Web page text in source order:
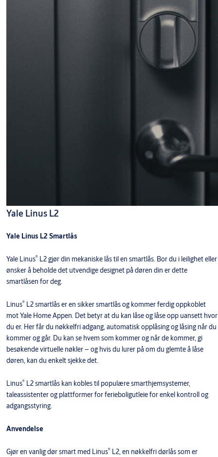
Yale Linus L2
Yale Linus L2 Smartlås
Yale Linus®L2 gjør din mekaniske lås til en smartlås. Bor du i leilighet eller
ønsker å beholde det utvendige designet på døren din er dette
smartlåsen for deg.
Linus®L2 smartlås er en sikker smartlås og kommer ferdig oppkoblet
mot Yale Home Appen. Det betyr at du kan låse og låse opp uansett hvor
du er. Her får du nøkkelfri adgang, automatisk opplåsing og låsing når du
kommer og går. Du kan se hvem som kommer og når de kommer, gi
besøkende virtuelle nøkler – og hvis du lurer på om du glemte å låse
døren, kan du enkelt sjekke det.
Linus®L2 smartlås kan kobles til populære smarthjemsystemer,
taleassistenter og plattformer for ferieboligutleie for enkel kontroll og
adgangsstyring.
Anvendelse
Gjør en vanlig dør smart med Linus®L2, en nøkkelfri dørlås som er